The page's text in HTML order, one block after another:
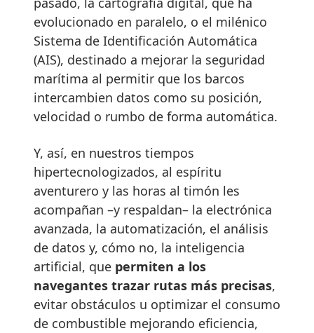
evolucionado en paralelo, o el milénico
Sistema de Identificación Automática
(AIS), destinado a mejorar la seguridad
marítima al permitir que los barcos
intercambien datos como su posición,
velocidad o rumbo de forma automática.
Y, así, en nuestros tiempos
hipertecnologizados, al espíritu
aventurero y las horas al timón les
acompañan –y respaldan– la electrónica
avanzada, la automatización, el análisis
de datos y, cómo no, la inteligencia
artificial, que permiten a los
navegantes trazar rutas más precisas,
evitar obstáculos u optimizar el consumo
de combustible mejorando eficiencia,